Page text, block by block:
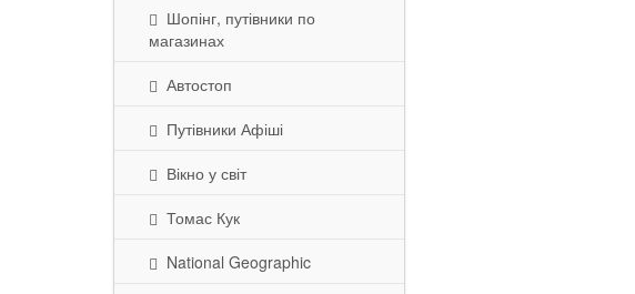
Шопінг, путівники по
магазинах
Автостоп
Путівники Афіші
Вікно у світ
Томас Кук
National Geographic